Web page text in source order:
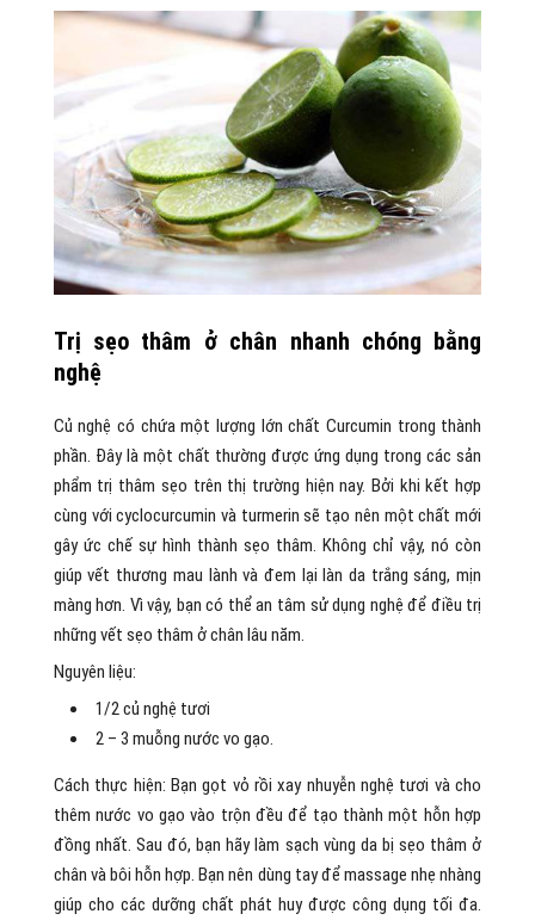
Trị sẹo thâm ở chân nhanh chóng bằng
nghệ
Củ nghệ có chứa một lượng lớn chất Curcumin trong thành
phần. Đây là một chất thường được ứng dụng trong các sản
phẩm trị thâm sẹo trên thị trường hiện nay. Bởi khi kết hợp
cùng với cyclocurcumin và turmerin sẽ tạo nên một chất mới
gây ức chế sự hình thành sẹo thâm. Không chỉ vậy, nó còn
giúp vết thương mau lành và đem lại làn da trắng sáng, mịn
màng hơn. Vì vậy, bạn có thể an tâm sử dụng nghệ để điều trị
những vết sẹo thâm ở chân lâu năm.
Nguyên liệu:
1/2 củ nghệ tươi
2 – 3 muỗng nước vo gạo.
Cách thực hiện: Bạn gọt vỏ rồi xay nhuyễn nghệ tươi và cho
thêm nước vo gạo vào trộn đều để tạo thành một hỗn hợp
đồng nhất. Sau đó, bạn hãy làm sạch vùng da bị sẹo thâm ở
chân và bôi hỗn hợp. Bạn nên dùng tay để massage nhẹ nhàng
giúp cho các dưỡng chất phát huy được công dụng tối đa.